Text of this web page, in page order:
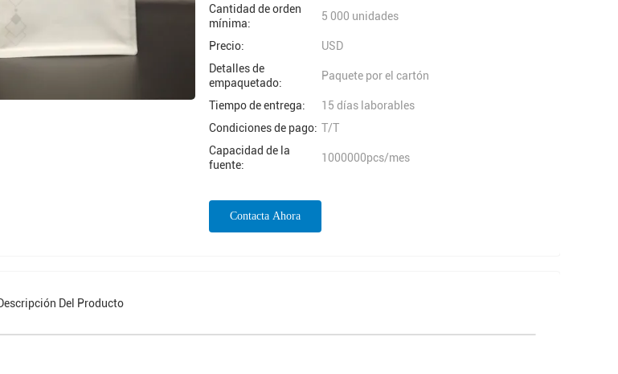
Cantidad de orden
mínima:
5 000 unidades
Precio:
USD
Detalles de
empaquetado:
Paquete por el cartón
Tiempo de entrega:
15 días laborables
Condiciones de pago: T/T
Capacidad de la
fuente:
1000000pcs/mes
Contacta Ahora
Del Producto